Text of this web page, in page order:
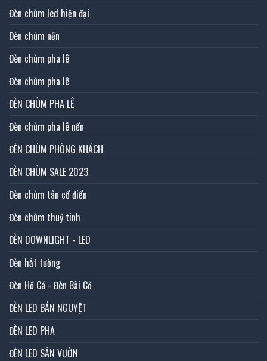
Đèn chùm led hiện đại
Đèn chùm nến
Đèn chùm pha lê
Đèn chùm pha lê
ĐÈN CHÙM PHA LÊ
Đèn chùm pha lê nến
ĐÈN CHÙM PHÒNG KHÁCH
ĐÈN CHÙM SALE 2023
Đèn chùm tân cổ điển
Đèn chùm thuỷ tinh
ĐÈN DOWNLIGHT - LED
Đèn hắt tường
Đèn Hồ Cá - Đèn Bãi Cỏ
ĐÈN LED BÁN NGUYỆT
ĐÈN LED PHA
ĐÈN LED SÂN VƯỜN